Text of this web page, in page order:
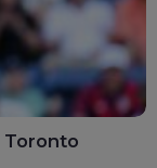
Toronto